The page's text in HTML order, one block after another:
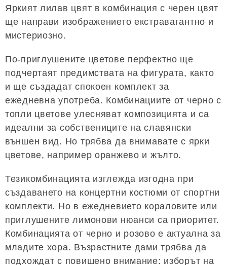
Яркият лилав цвят в комбинация с черен цвят
ще направи изображението екстравагантно и
мистериозно.
По-приглушените цветове перфектно ще
подчертаят предимствата на фигурата, както
и ще създадат спокоен комплект за
ежедневна употреба. Комбинациите от черно с
топли цветове улесняват композицията и са
идеални за собствениците на славянски
външен вид. Но трябва да внимавате с ярки
цветове, например оранжево и жълто.
Тезикомбинацията изглежда изгодна при
създаването на концертни костюми от спортни
комплекти. Но в ежедневието кораловите или
приглушените лимонови нюанси са приоритет.
Комбинацията от черно и розово е актуална за
младите хора. Възрастните дами трябва да
подхождат с повишено внимание: изборът на